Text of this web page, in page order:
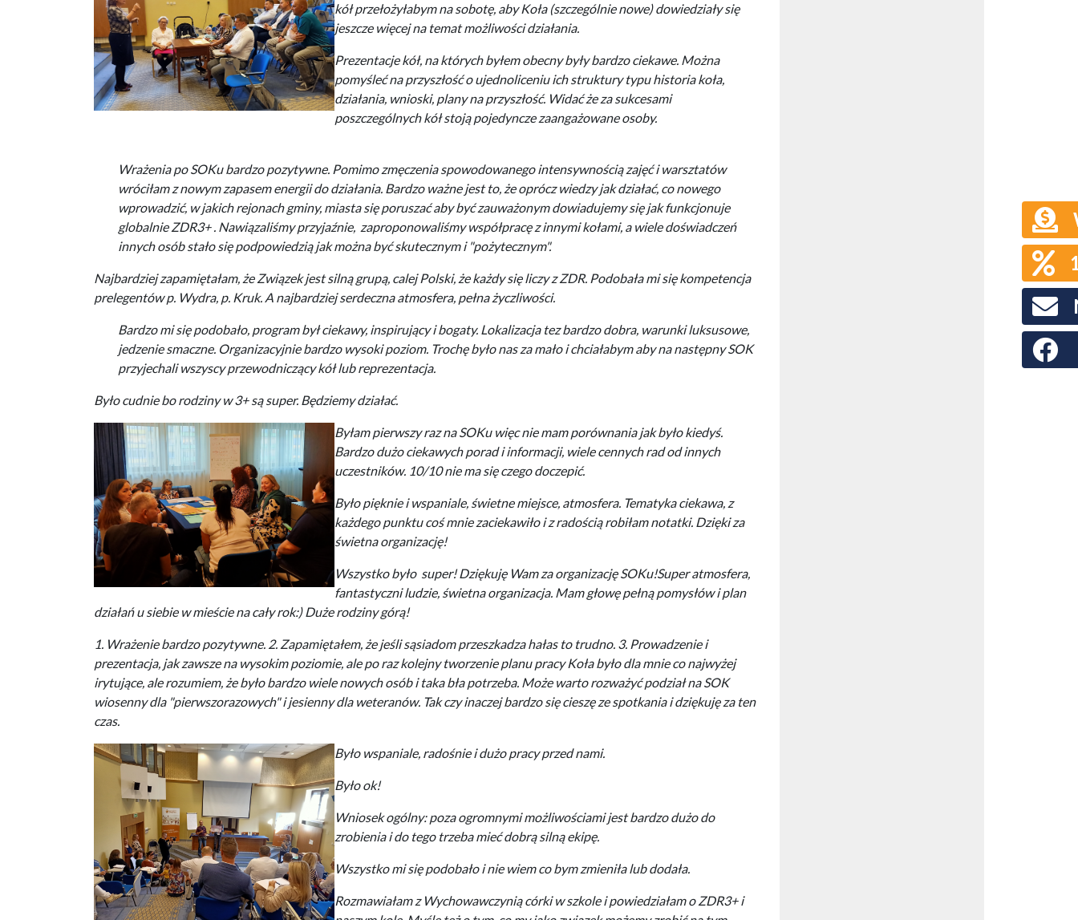
kół przełożyłabym na sobotę, aby Koła (szczególnie nowe) dowiedziały się
jeszcze więcej na temat możliwości działania.
Prezentacje kół, na których byłem obecny były bardzo ciekawe. Można
pomyśleć na przyszłość o ujednoliceniu ich struktury typu historia koła,
działania, wnioski, plany na przyszłość. Widać że za sukcesami
poszczególnych kół stoją pojedyncze zaangażowane osoby.
Wrażenia po SOKu bardzo pozytywne. Pomimo zmęczenia spowodowanego intensywnością zajęć i warsztatów
wróciłam z nowym zapasem energii do działania. Bardzo ważne jest to, że oprócz wiedzy jak działać, co nowego
wprowadzić, w jakich rejonach gminy, miasta się poruszać aby być zauważonym dowiadujemy się jak funkcjonuje
globalnie ZDR3+ . Nawiązaliśmy przyjaźnie, zaproponowaliśmy współpracę z innymi kołami, a wiele doświadczeń
innych osób stało się podpowiedzią jak można być skutecznym i "pożytecznym".
Najbardziej zapamiętałam, że Związek jest silną grupą, calej Polski, że każdy się liczy z ZDR. Podobała mi się kompetencja
prelegentów p. Wydra, p. Kruk. A najbardziej serdeczna atmosfera, pełna życzliwości.
Bardzo mi się podobało, program był ciekawy, inspirujący i bogaty. Lokalizacja tez bardzo dobra, warunki luksusowe,
jedzenie smaczne. Organizacyjnie bardzo wysoki poziom. Trochę było nas za mało i chciałabym aby na następny SOK
przyjechali wszyscy przewodniczący kół lub reprezentacja.
Było cudnie bo rodziny w 3+ są super. Będziemy działać.
Byłam pierwszy raz na SOKu więc nie mam porównania jak było kiedyś.
Bardzo dużo ciekawych porad i informacji, wiele cennych rad od innych
uczestników. 10/10 nie ma się czego doczepić.
Było pięknie i wspaniale, świetne miejsce, atmosfera. Tematyka ciekawa, z
każdego punktu coś mnie zaciekawiło i z radością robiłam notatki. Dzięki za
świetna organizację!
Wszystko było super! Dziękuję Wam za organizację SOKu!Super atmosfera,
fantastyczni ludzie, świetna organizacja. Mam głowę pełną pomysłów i plan
działań u siebie w mieście na cały rok:) Duże rodziny górą!
1. Wrażenie bardzo pozytywne. 2. Zapamiętałem, że jeśli sąsiadom przeszkadza hałas to trudno. 3. Prowadzenie i
prezentacja, jak zawsze na wysokim poziomie, ale po raz kolejny tworzenie planu pracy Koła było dla mnie co najwyżej
irytujące, ale rozumiem, że było bardzo wiele nowych osób i taka bła potrzeba. Może warto rozważyć podział na SOK
wiosenny dla "pierwszorazowych" i jesienny dla weteranów. Tak czy inaczej bardzo się cieszę ze spotkania i dziękuję za ten
czas.
Było wspaniale, radośnie i dużo pracy przed nami.
Było ok!
Wniosek ogólny: poza ogromnymi możliwościami jest bardzo dużo do
zrobienia i do tego trzeba mieć dobrą silną ekipę.
Wszystko mi się podobało i nie wiem co bym zmieniła lub dodała.
Rozmawiałam z Wychowawczynią córki w szkole i powiedziałam o ZDR3+ i